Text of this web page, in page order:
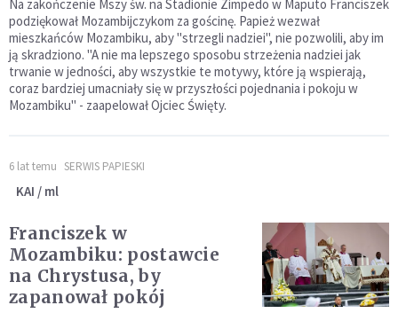
Na zakończenie Mszy św. na Stadionie Zimpedo w Maputo Franciszek
podziękował Mozambijczykom za gościnę. Papież wezwał
mieszkańców Mozambiku, aby "strzegli nadziei", nie pozwolili, aby im
ją skradziono. "A nie ma lepszego sposobu strzeżenia nadziei jak
trwanie w jedności, aby wszystkie te motywy, które ją wspierają,
coraz bardziej umacniały się w przyszłości pojednania i pokoju w
Mozambiku" - zaapelował Ojciec Święty.
6 lat temu SERWIS PAPIESKI
KAI / ml
Franciszek w
Mozambiku: postawcie
na Chrystusa, by
zapanował pokój